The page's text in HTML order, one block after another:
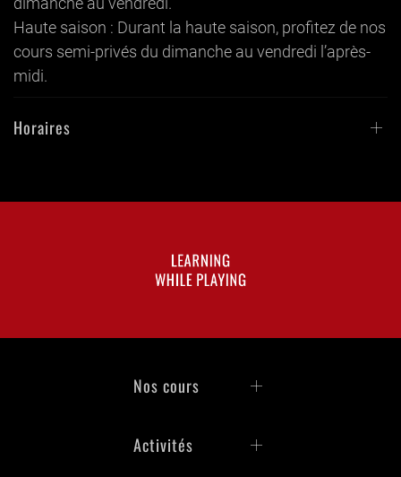
Haute saison : Durant la haute saison, profitez de nos
cours semi-privés du dimanche au vendredi l’après-
midi.
Horaires
LEARNING
WHILE PLAYING
Nos cours
Activités